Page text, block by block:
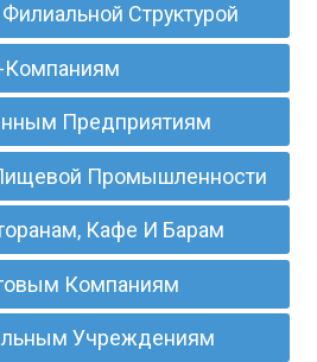
Структурой
Компаниям
Предприятиям
Промышленности
Кафе И Барам
Компаниям
Учреждениям